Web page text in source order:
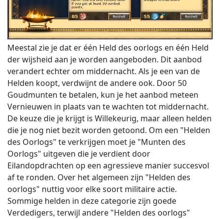
Meestal zie je dat er één Held des oorlogs en één Held
der wijsheid aan je worden aangeboden. Dit aanbod
verandert echter om middernacht. Als je een van de
Helden koopt, verdwijnt de andere ook. Door 50
Goudmunten te betalen, kun je het aanbod meteen
Vernieuwen in plaats van te wachten tot middernacht.
De keuze die je krijgt is Willekeurig, maar alleen helden
die je nog niet bezit worden getoond. Om een "Helden
des Oorlogs" te verkrijgen moet je "Munten des
Oorlogs" uitgeven die je verdient door
Eilandopdrachten op een agressieve manier succesvol
af te ronden. Over het algemeen zijn "Helden des
oorlogs" nuttig voor elke soort militaire actie.
Sommige helden in deze categorie zijn goede
Verdedigers, terwijl andere "Helden des oorlogs"